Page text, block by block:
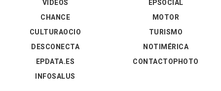
VÍDEOS
EPSOCIAL
CHANCE
CULTURAOCIO
DESCONECTA
EPDATA.ES
INFOSALUS
MOTOR
TURISMO
NOTIMÉRICA
CONTACTOPHOTO